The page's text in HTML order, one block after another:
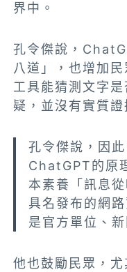
界中。
孔令傑說，
八道」，也增加
工具能猜測文字
疑，並沒有實質證
孔令傑說，因
ChatGPT的原
本素養「訊息
具名發布的網
是官方單位、
他也鼓勵民眾，